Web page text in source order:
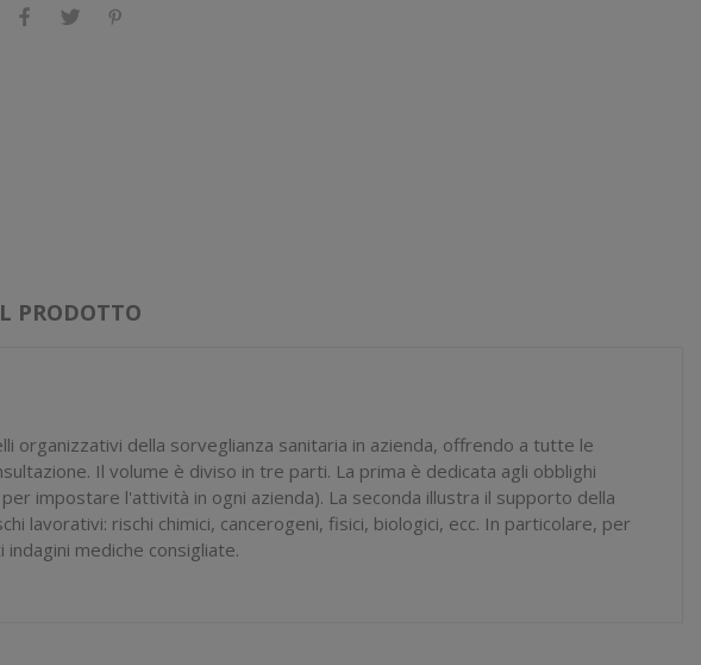
PRODOTTO
organizzativi della sorveglianza sanitaria in azienda, offrendo a tutte le
Il volume è diviso in tre parti. La prima è dedicata agli obblighi
impostare l'attività in ogni azienda). La seconda illustra il supporto della
lavorativi: rischi chimici, cancerogeni, fisici, biologici, ecc. In particolare, per
mediche consigliate.